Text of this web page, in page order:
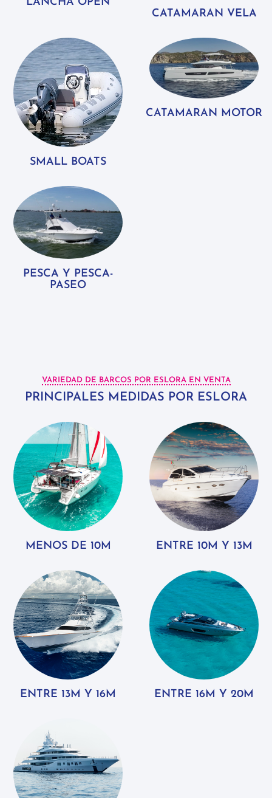
CATAMARAN VELA
SMALL BOATS
CATAMARAN MOTOR
PESCA Y PESCA-
PASEO
VARIEDAD DE BARCOS POR ESLORA EN VENTA
PRINCIPALES MEDIDAS POR ESLORA
MENOS DE 10M ENTRE 10M Y 13M
ENTRE 13M Y 16M ENTRE 16M Y 20M